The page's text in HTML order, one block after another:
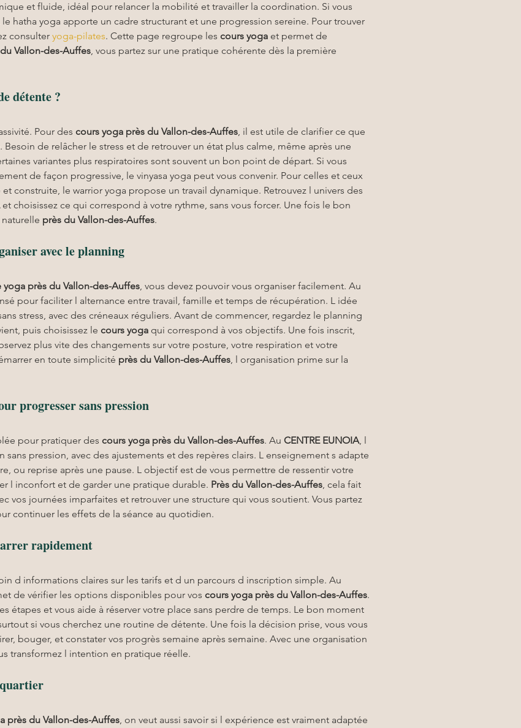
et fluide, idéal pour relancer la mobilité et travailler la coordination. Si vous
hatha yoga apporte un cadre structurant et une progression sereine. Pour trouver
consulter yoga-pilates. Cette page regroupe les cours yoga et permet de
Vallon-des-Auffes, vous partez sur une pratique cohérente dès la première
détente ?
Pour des cours yoga près du Vallon-des-Auffes, il est utile de clarifier ce que
Besoin de relâcher le stress et de retrouver un état plus calme, même après une
variantes plus respiratoires sont souvent un bon point de départ. Si vous
de façon progressive, le vinyasa yoga peut vous convenir. Pour celles et ceux
construite, le warrior yoga propose un travail dynamique. Retrouvez l univers des
et choisissez ce qui correspond à votre rythme, sans vous forcer. Une fois le bon
près du Vallon-des-Auffes.
avec le planning
yoga près du Vallon-des-Auffes, vous devez pouvoir vous organiser facilement. Au
pour faciliter l alternance entre travail, famille et temps de récupération. L idée
stress, avec des créneaux réguliers. Avant de commencer, regardez le planning
puis choisissez le cours yoga qui correspond à vos objectifs. Une fois inscrit,
plus vite des changements sur votre posture, votre respiration et votre
en toute simplicité près du Vallon-des-Auffes, l organisation prime sur la
progresser sans pression
pour pratiquer des cours yoga près du Vallon-des-Auffes. Au CENTRE EUNOIA, l
pression, avec des ajustements et des repères clairs. L enseignement s adapte
ou reprise après une pause. L objectif est de vous permettre de ressentir votre
l inconfort et de garder une pratique durable. Près du Vallon-des-Auffes, cela fait
vos journées imparfaites et retrouver une structure qui vous soutient. Vous partez
continuer les effets de la séance au quotidien.
rapidement
d informations claires sur les tarifs et d un parcours d inscription simple. Au
de vérifier les options disponibles pour vos cours yoga près du Vallon-des-Auffes.
étapes et vous aide à réserver votre place sans perdre de temps. Le bon moment
si vous cherchez une routine de détente. Une fois la décision prise, vous vous
bouger, et constater vos progrès semaine après semaine. Avec une organisation
transformez l intention en pratique réelle.
près du Vallon-des-Auffes, on veut aussi savoir si l expérience est vraiment adaptée